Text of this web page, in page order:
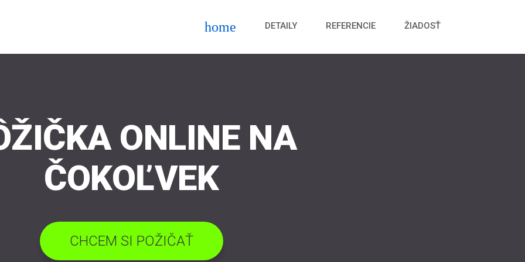
home DETAILY REFERENCIE ŽIADOSŤ
ONLINE NA
ČOKOĽVEK
CHCEM SI POŽIČAŤ